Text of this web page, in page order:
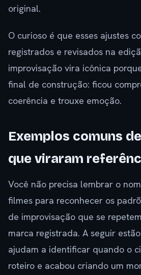
original.
O curioso é que esses ajustes
registrados e revisados na
improvisação vira icônica
final de construção: ficou
coerência e trouxe emoção.
Exemplos comuns
que viraram
Você não precisa lembrar o
filmes para reconhecer os
de improvisação que se
marca registrada. A seguir
ajudam a identificar quando o
roteiro e acabou criando um